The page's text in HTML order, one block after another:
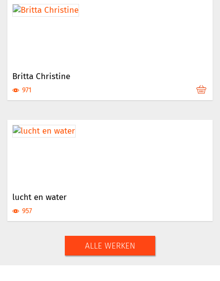
Britta Christine
971
lucht en water
957
ALLE WERKEN